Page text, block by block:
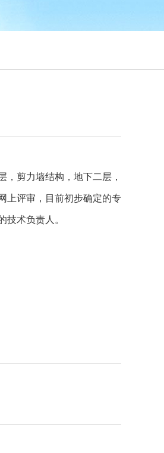
剪力墙结构，地下二层，
上评审，目前初步确定的专
术负责人。